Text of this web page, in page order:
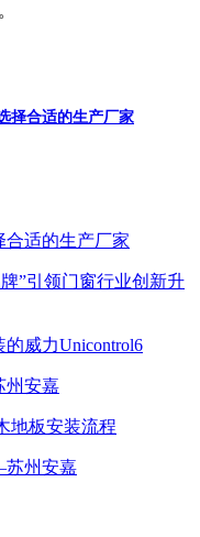
择合适的生产厂家
合适的生产厂家
”引领门窗行业创新升
威力Unicontrol6
州安嘉
地板安装流程
苏州安嘉